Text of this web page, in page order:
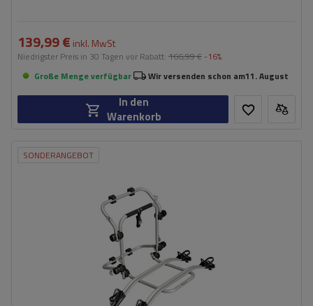
139,99 € inkl. MwSt
Niedrigster Preis in 30 Tagen vor Rabatt: 166,99 € -16%
Große Menge verfügbar
Wir versenden schon am11. August
In den
Warenkorb
SONDERANGEBOT
45 kg
kompatibel mit Elektrofahrrädern
Aluminiumkonstruktion